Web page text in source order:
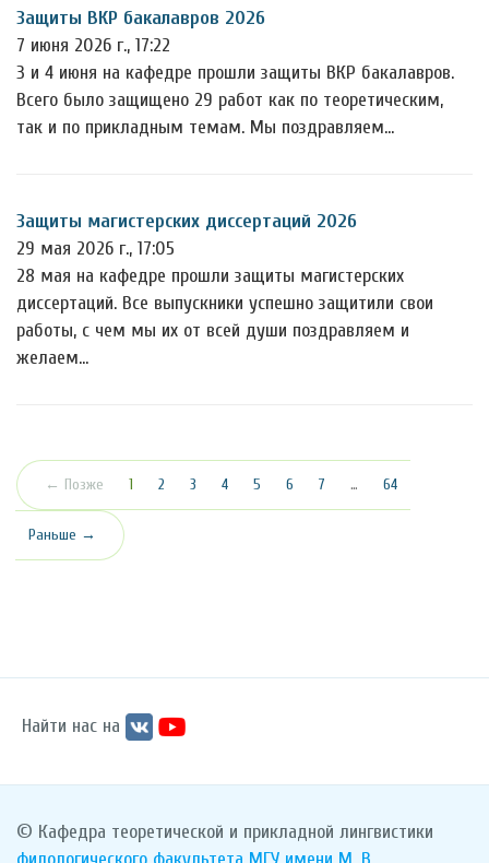
Защиты ВКР бакалавров 2026
7 июня 2026 г., 17:22
3 и 4 июня на кафедре прошли защиты ВКР бакалавров.
Всего было защищено 29 работ как по теоретическим,
так и по прикладным темам. Мы поздравляем…
Защиты магистерских диссертаций 2026
29 мая 2026 г., 17:05
28 мая на кафедре прошли защиты магистерских
диссертаций. Все выпускники успешно защитили свои
работы, с чем мы их от всей души поздравляем и
желаем…
← Позже 1 (текущая)
2 3 4 5 6 7 … 64
Раньше →
Найти нас на
© Кафедра теоретической и прикладной лингвистики